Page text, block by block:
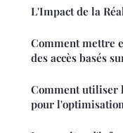
L'Impact de la
Comment mettre
des accès basés
Comment utiliser
pour